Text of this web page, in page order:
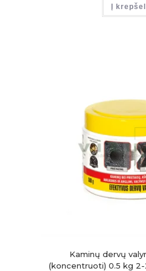
Į
Kaminų dervų
(koncentruoti) 0.5 kg